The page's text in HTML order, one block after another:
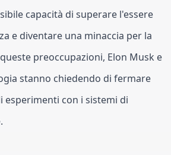
capacità di superare l'essere
e diventare una minaccia per la
preoccupazioni, Elon Musk e
stanno chiedendo di fermare
con i sistemi di